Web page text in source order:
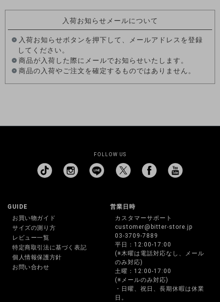
入荷お知らせメールについて
入荷お知らせボタンを押下して、メールアドレスを登録
してください。
商品が入荷した際にメールでお知らせいたします。
商品の入荷やご注文を確定するものではありません。
FOLLOW US
GUIDE
お買い物ガイド
サイズの測り方
レビュー一覧
特定商取引法に基づく表記
個人情報保護方針
お問い合わせ
営業日時
カスタマーサポート
customer@bitter-store.jp
03-3709-7889
平日：12:00-17:00
(※木曜は電話対応なし、メール
のみ対応)
土曜：12:00-17:00
(※メールのみ対応)
・日曜、祝日、長期休暇は休業
日。